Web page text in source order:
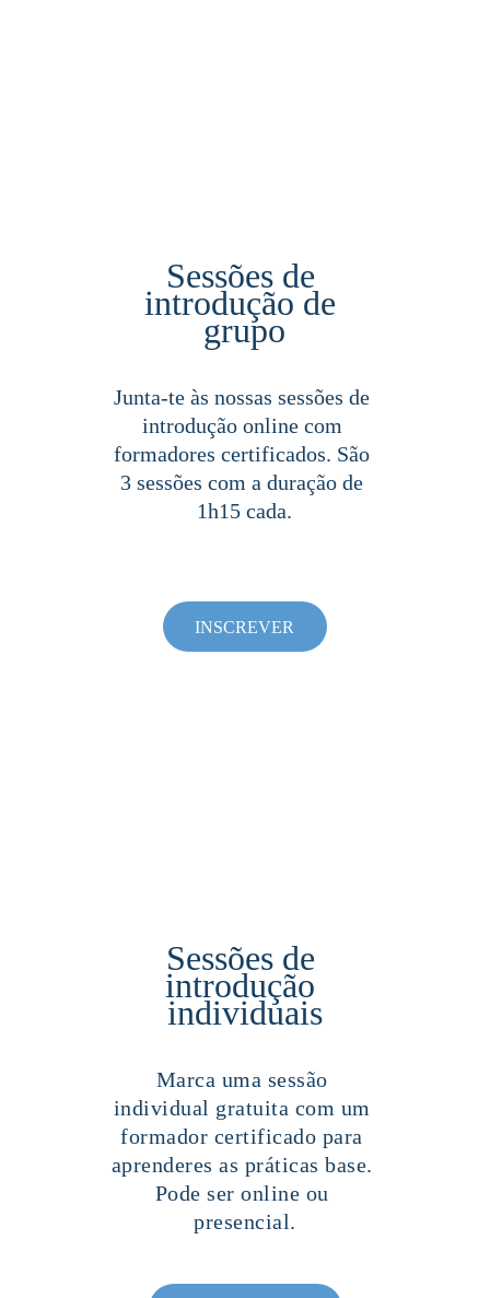
Sessões de
introdução de
grupo
INSCREVER
Junta-te às nossas sessões de
introdução online com
formadores certificados. São
3 sessões com a duração de
1h15 cada.
Sessões de
introdução
individuais
Marca uma sessão
individual gratuita com um
formador certificado para
aprenderes as práticas base.
Pode ser online ou
presencial.